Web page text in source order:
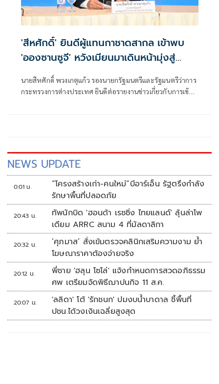
'สีหศักดิ์' ยินดีผู้แทนกาชาดสากล เข้าพบ
'อองซานซูจี' หวังเมียนมาเดินหน้ามุ่งสู่
สันติภาพ
นายสีหศักดิ์ พวงเกตุแก้ว รองนายกรัฐมนตรีและรัฐมนตรีว่าการ
กระทรวงการต่างประเทศ ยินดีต่อรายงานข่าวเกี่ยวกับการเข้า
NEWS UPDATE
0:01 น.
“โครงสร้างเก่า-คนใหม่”บีอาร์เอ็น รัฐตรึงกำลัง
รักษาพื้นที่ปลอดภัย
20:43 น.
ทัพนักบิด 'ฮอนด้า เรซซิ่ง ไทยแลนด์' ลุ้นล่าโพ
เดียม ARRC สนาม 4 ที่มัลดาลิกา
20:32 น.
‘ศุภมาส’ สั่งเข้มตรวจคลินิกเสริมความงาม ย้ำ
โฆษณาราคาต้องจ่ายจริง
20:12 น.
พี่ชาย 'ฮลุน โซโล่' แจ้งกำหนดการสวดอภิธรรม
ศพ เตรียมจัดพิธีฌาปนกิจ 11 ส.ค.
20:07 น.
'ลลิดา' โต้ 'รักชนก' ปมงบน้ำบาดาล ชี้พื้นที่
ปชน.ได้วงเงินเฉลี่ยสูงสุด